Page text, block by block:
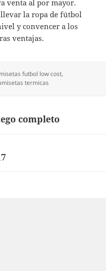
venta al por mayor.
la ropa de fútbol
y convencer a los
ventajas.
futbol low cost,
termicas
completo